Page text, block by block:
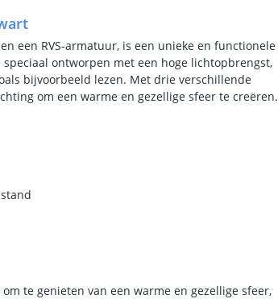
een RVS-armatuur, is een unieke en functionele
ontworpen met een hoge lichtopbrengst,
bijvoorbeeld lezen. Met drie verschillende
om een warme en gezellige sfeer te creëren.
te genieten van een warme en gezellige sfeer,